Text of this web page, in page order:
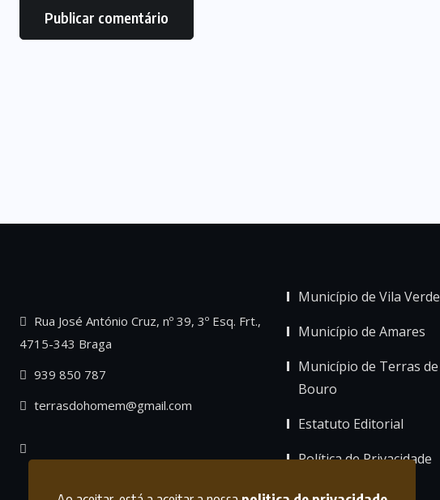
Rua José António Cruz, nº 39, 3º Esq. Frt.,
4715-343 Braga
939 850 787
terrasdohomem@gmail.com
Município de Vila Verde
Município de Amares
Município de Terras de
Bouro
Estatuto Editorial
Política de Privacidade